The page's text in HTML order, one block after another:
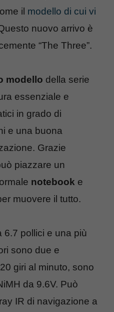
il modello di cui vi
nuovo arrivo è
“The Three”.
modello della serie
essenziale e
in grado di
e una buona
Grazie
piazzare un
notebook e
muovere il tutto.
6.7 pollici e una più
sono due e
giri al minuto, sono
da 9.6V. Può
IR di navigazione a